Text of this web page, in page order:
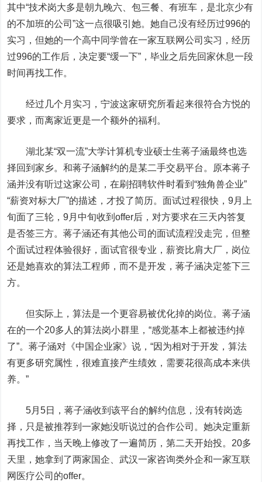
其中“技术岗大多是朝九晚六、包三餐、有班车，是北京少有
的不加班的公司”这一点很吸引她。她自己没有经历过996的
实习，但她的一个高中同学曾在一家互联网公司实习，经历
过996的工作后，决定要“缓一下”，毕业之后先回家休息一段
时间再找工作。
经过几个月实习，宁波这家研究所看起来很符合方悦的
要求，而离家近更是一个额外的福利。
湖北某“双一流”大学计算机专业硕士生蒋子涵最终也选
择回到家乡。和蒋子涵解约的是某二手交易平台。原本蒋子
涵并没有听过这家公司，在刷招聘软件时看到“独角兽企业”
“薪资对标大厂”的描述，才投了简历。面试过程很快，9月上
旬面了三轮，9月中旬收到offer后，对方要求在三天内答复
是否签三方。蒋子涵还有其他公司的面试流程没走完，但整
个面试过程体验很好，面试官很专业，薪资比肩大厂，岗位
还是她喜欢的算法工程师，而不是开发，蒋子涵决定签下三
方。
但实际上，算法是一个更容易被优化掉的岗位。蒋子涵
在的一个20多人的算法岗小群里，“感觉基本上都被违约掉
了”。蒋子涵对《中国企业家》说，“因为相对于开发，算法
有更多研究属性，很难直接产生绩效，需要花很高成本来供
养。”
5月5日，蒋子涵收到该平台的解约信息，没有转岗选
择，只是被推荐到一家她没听说过的合作公司。她决定重新
再找工作，当天晚上修改了一遍简历，第二天开始投。20多
天里，她拿到了两家国企、武汉一家咨询类外企和一家互联
网医疗公司的offer。